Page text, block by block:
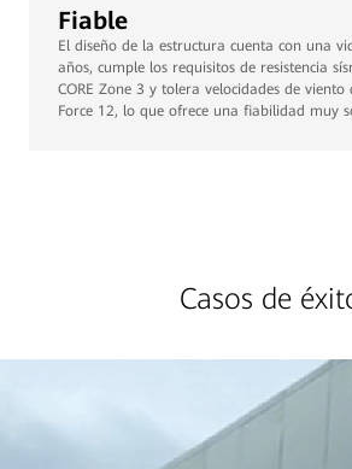
Fiable
El diseño de la estructura cuenta con una
años, cumple los requisitos de resistencia
CORE Zone 3 y tolera velocidades de
Force 12, lo que ofrece una fiabilidad muy
Casos de